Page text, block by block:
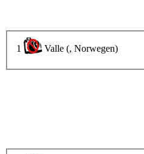
1 Valle (, Norwegen)